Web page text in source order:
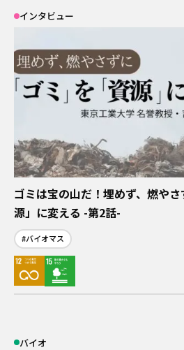
インタビュー
ゴミは宝の山だ！埋めず、燃や
源」に変える -第2話-
#バイオマス
バイオ